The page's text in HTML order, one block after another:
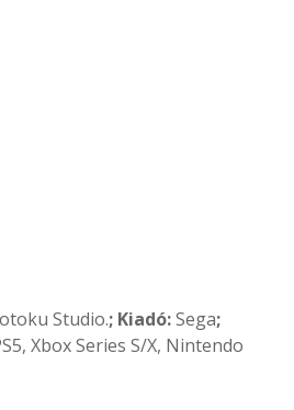
Studio.; Kiadó:Sega;
Xbox Series S/X, Nintendo